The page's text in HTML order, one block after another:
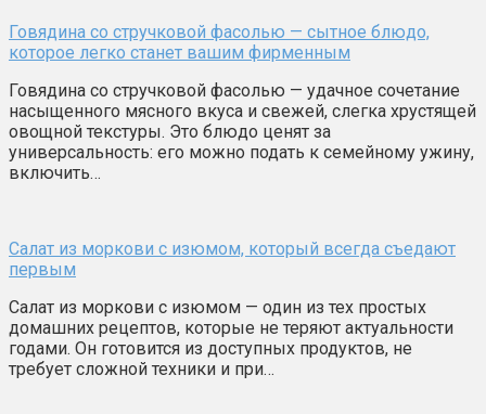
Говядина со стручковой фасолью — сытное блюдо,
которое легко станет вашим фирменным
Говядина со стручковой фасолью — удачное сочетание
насыщенного мясного вкуса и свежей, слегка хрустящей
овощной текстуры. Это блюдо ценят за
универсальность: его можно подать к семейному ужину,
включить…
Салат из моркови с изюмом, который всегда съедают
первым
Салат из моркови с изюмом — один из тех простых
домашних рецептов, которые не теряют актуальности
годами. Он готовится из доступных продуктов, не
требует сложной техники и при…